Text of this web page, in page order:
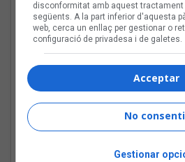
disconformitat amb aquest
següents. A la part inferior d'aquesta
web, cerca un enllaç per gestionar o
configuració de privadesa i de galetes.
Acceptar
No
Gestionar